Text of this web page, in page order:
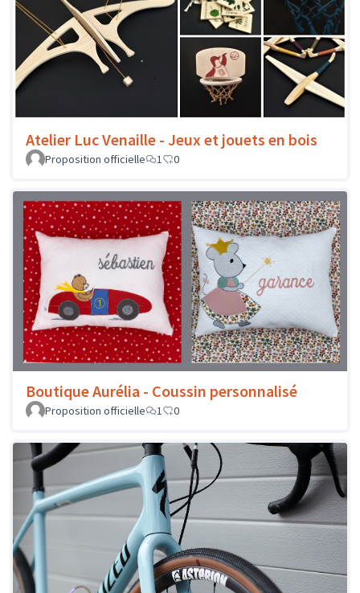
Atelier Luc Venaille - Jeux et jouets en bois
Proposition officielle 1 0
Boutique Aurélia - Coussin personnalisé
Proposition officielle 1 0